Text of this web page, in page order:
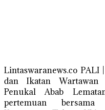
Lintaswaranews.co
dan Ikatan Wartawan
Penukal Abab
pertemuan bersama